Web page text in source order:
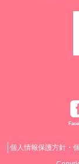
個人情報保護方針・